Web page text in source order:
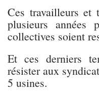
Ces travailleurs et
plusieurs années
collectives soient
Et ces derniers
résister aux
5 usines.